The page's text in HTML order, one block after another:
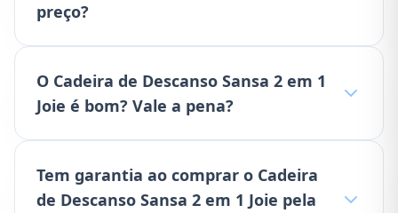
preço?
O Cadeira de Descanso Sansa 2 em 1
Joie é bom? Vale a pena?
Tem garantia ao comprar o Cadeira
de Descanso Sansa 2 em 1 Joie pela